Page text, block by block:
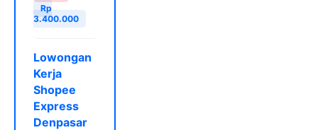
Rp
3.400.000
Lowongan
Kerja
Shopee
Express
Denpasar